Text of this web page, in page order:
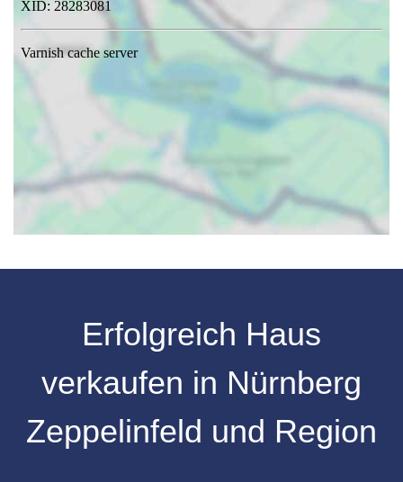
Erfolgreich Haus
verkaufen in Nürnberg
Zeppelinfeld und Region